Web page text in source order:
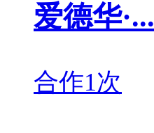
爱德华·...
合作1次